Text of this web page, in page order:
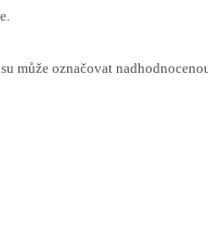
může označovat